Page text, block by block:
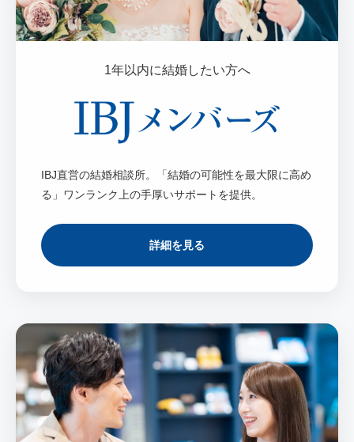
1年以内に結婚したい方へ
IBJ直営の結婚相談所。「結婚の可能性を最大限に高め
る」ワンランク上の手厚いサポートを提供。
詳細を見る